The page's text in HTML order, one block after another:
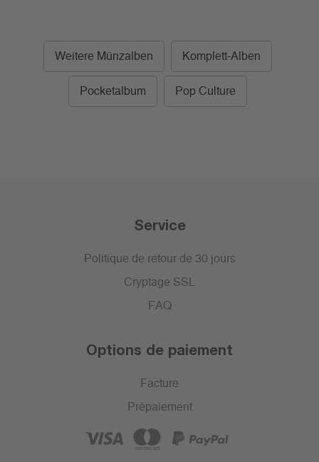
Weitere Münzalben Komplett-Alben
Pocketalbum Pop Culture
Service
Politique de retour de 30 jours
Cryptage SSL
FAQ
Options de paiement
Facture
Prépaiement